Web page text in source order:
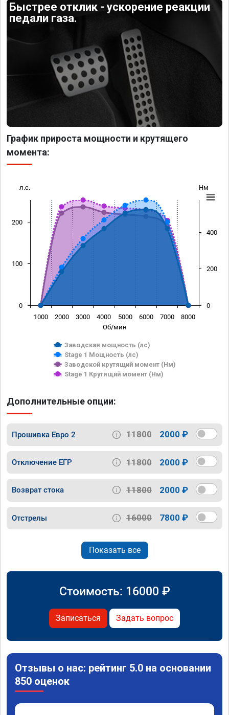
Быстрее отклик - ускорение реакции
педали газа.
График прироста мощности и крутящего
момента:
Об/мин
л.с. Нм
Заводская мощность (лс)
Stage 1 Мощность (лс)
Заводской крутящий момент (Нм)
Stage 1 Крутящий момент (Нм)
1000 2000 3000 4000 5000 6000 7000 8000
0
100
200
0
200
400
Дополнительные опции:
Прошивка Евро 2 11800 2000 ₽
Отключение ЕГР 11800 2000 ₽
Возврат стока 11800 2000 ₽
Отстрелы 16000 7800 ₽
Показать все
Стоимость: 16000 ₽
Записаться Задать вопрос
Отзывы о нас: рейтинг 5.0 на основании
850 оценок